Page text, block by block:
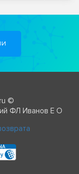
©
ФЛ Иванов Е О